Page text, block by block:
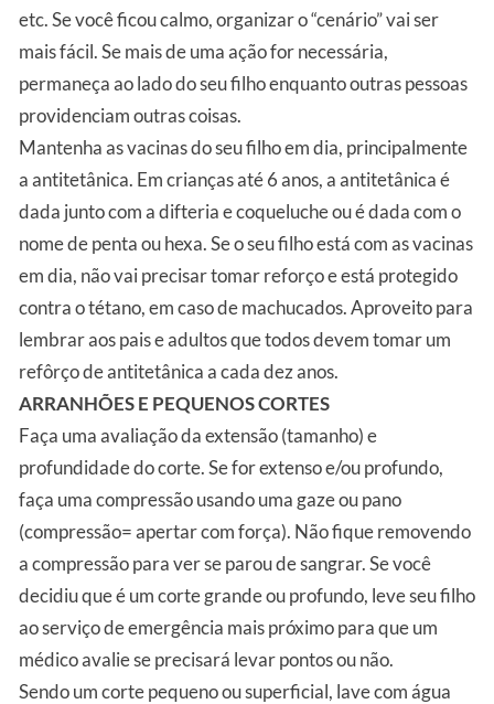
etc. Se você ficou calmo, organizar o “cenário” vai ser
mais fácil. Se mais de uma ação for necessária,
permaneça ao lado do seu filho enquanto outras pessoas
providenciam outras coisas.
Mantenha as vacinas do seu filho em dia, principalmente
a antitetânica. Em crianças até 6 anos, a antitetânica é
dada junto com a difteria e coqueluche ou é dada com o
nome de penta ou hexa. Se o seu filho está com as vacinas
em dia, não vai precisar tomar reforço e está protegido
contra o tétano, em caso de machucados. Aproveito para
lembrar aos pais e adultos que todos devem tomar um
refôrço de antitetânica a cada dez anos.
ARRANHÕES E PEQUENOS CORTES
Faça uma avaliação da extensão (tamanho) e
profundidade do corte. Se for extenso e/ou profundo,
faça uma compressão usando uma gaze ou pano
(compressão= apertar com força). Não fique removendo
a compressão para ver se parou de sangrar. Se você
decidiu que é um corte grande ou profundo, leve seu filho
ao serviço de emergência mais próximo para que um
médico avalie se precisará levar pontos ou não.
Sendo um corte pequeno ou superficial, lave com água